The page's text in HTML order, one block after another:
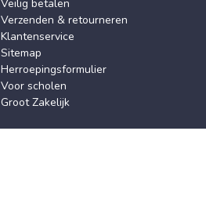
Veilig betalen
Verzenden & retourneren
Klantenservice
Sitemap
Herroepingsformulier
Voor scholen
Groot Zakelijk